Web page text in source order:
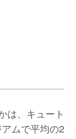
は、キュート
ムで平均の2